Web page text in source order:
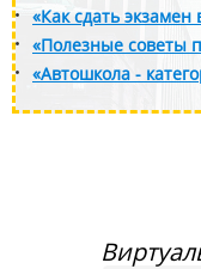
«Как сдать
«Полезные советы
«Автошкола -